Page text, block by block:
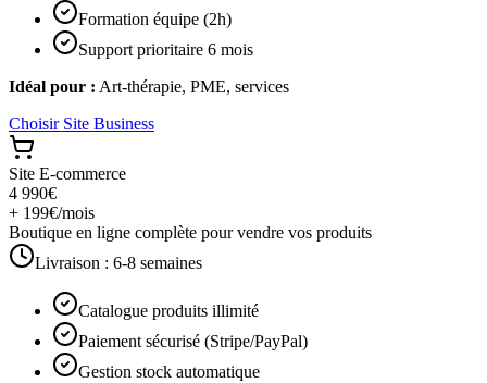
Formation équipe (2h)
Support prioritaire 6 mois
Idéal pour : Art-thérapie, PME, services
Choisir Site Business
Site E-commerce
4 990€
+ 199€/mois
Boutique en ligne complète pour vendre vos produits
Livraison : 6-8 semaines
Catalogue produits illimité
Paiement sécurisé (Stripe/PayPal)
Gestion stock automatique